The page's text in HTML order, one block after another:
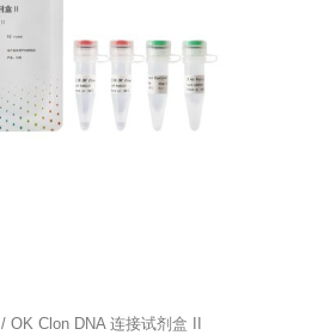
/ OK Clon DNA 连接试剂盒 II